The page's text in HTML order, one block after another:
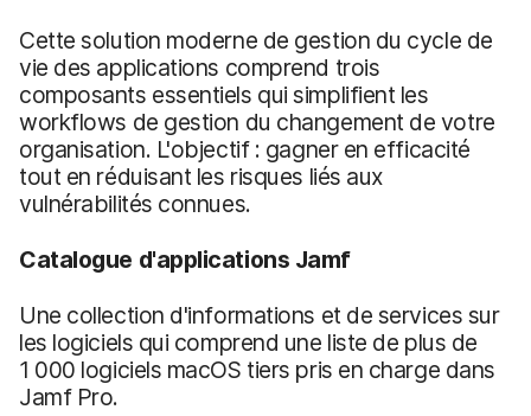
Cette solution moderne de gestion du cycle de
vie des applications comprend trois
composants essentiels qui simplifient les
workflows de gestion du changement de votre
organisation. L'objectif : gagner en efficacité
tout en réduisant les risques liés aux
vulnérabilités connues.
Catalogue d'applications Jamf
Une collection d'informations et de services sur
les logiciels qui comprend une liste de plus de
1 000 logiciels macOS tiers pris en charge dans
Jamf Pro.